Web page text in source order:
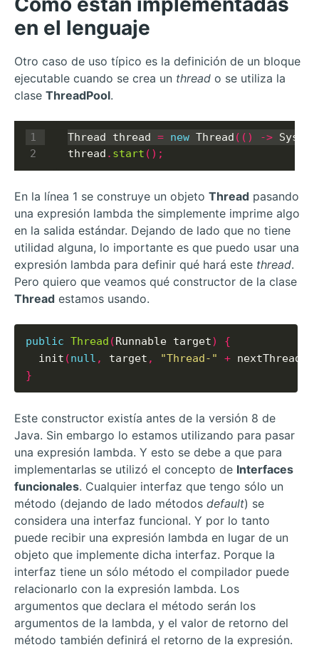
en el lenguaje
Otro caso de uso típico es la definición de un bloque
ejecutable cuando se crea un thread o se utiliza la
clase ThreadPool.
Thread thread = new Thread (() -> System
thread . start ();
En la línea 1 se construye un objeto Thread pasando
una expresión lambda the simplemente imprime algo
en la salida estándar. Dejando de lado que no tiene
utilidad alguna, lo importante es que puedo usar una
expresión lambda para definir qué hará este thread.
Pero quiero que veamos qué constructor de la clase
Thread estamos usando.
public Thread (Runnable target)
{
  init
(null , target , "Thread-" +
}
Este constructor existía antes de la versión 8 de
Java. Sin embargo lo estamos utilizando para pasar
una expresión lambda. Y esto se debe a que para
implementarlas se utilizó el concepto de Interfaces
funcionales. Cualquier interfaz que tengo sólo un
método (dejando de lado métodos default) se
considera una interfaz funcional. Y por lo tanto
puede recibir una expresión lambda en lugar de un
objeto que implemente dicha interfaz. Porque la
interfaz tiene un sólo método el compilador puede
relacionarlo con la expresión lambda. Los
argumentos que declara el método serán los
argumentos de la lambda, y el valor de retorno del
método también definirá el retorno de la expresión.